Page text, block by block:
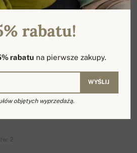
2
rabatu!
rabatu na pierwsze zakupy.
WYŚLIJ
objętych wyprzedażą.